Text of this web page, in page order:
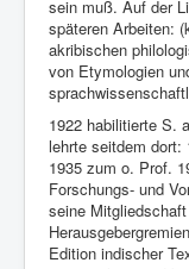
sein muß. Auf der
späteren Arbeiten:
akribischen
von Etymologien
1922 habilitierte S.
lehrte seitdem dort:
1935 zum o. Prof.
Forschungs- und
seine
Edition indischer